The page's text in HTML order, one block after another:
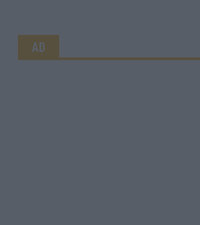
AD